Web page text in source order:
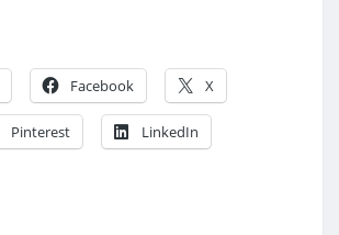
Facebook X
Pinterest LinkedIn